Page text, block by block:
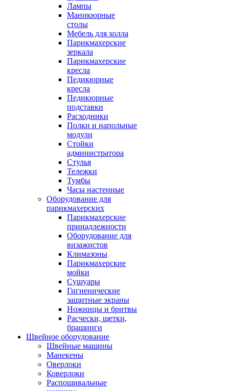
Лампы
Маникюрные
столы
Мебель для холла
Парикмахерские
зеркала
Парикмахерские
кресла
Педикюрные
кресла
Педикюрные
подставки
Расходники
Полки и напольные
модули
Стойки
администратора
Стулья
Тележки
Тумбы
Часы настенные
Оборудование для
парикмахерских
Парикмахерские
принадлежности
Оборудование для
визажистов
Климазоны
Парикмахерские
мойки
Сушуары
Гигиенические
защитные экраны
Ножницы и бритвы
Расчески, щетки,
брашинги
Швейное оборудование
Швейные машины
Манекены
Оверлоки
Коверлоки
Распошивальные